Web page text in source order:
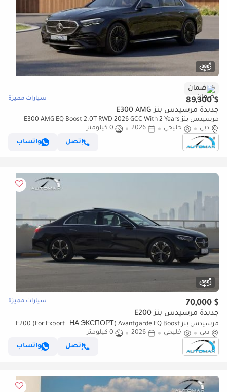
ضمان
$ 89,300 سيارات مميزة
جديدة مرسيدس بنز E300 AMG
مرسيدس بنز E300 AMG EQ Boost 2.0T RWD 2026 GCC With 2 Years
Unlimited Mileage Warranty @Official Dealer
دبي خليجي 2026
0 كيلومتر
إتصل
واتساب
$ 70,000 سيارات مميزة
جديدة مرسيدس بنز E200
مرسيدس بنز E200 (For Export , НА ЭКСПОРТ) Avantgarde EQ Boost
2.0L RWD GCC 2026 Без пробега
دبي خليجي 2026
0 كيلومتر
إتصل
واتساب